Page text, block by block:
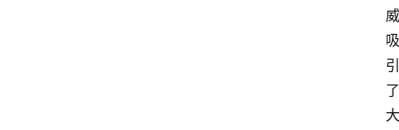
威
吸
引
了
大